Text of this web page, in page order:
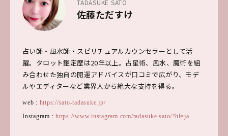
TADASUKE SATO
佐藤ただすけ
占い師・風水師・スピリチュアルカウンセラーとして活
躍。タロット鑑定歴は20年以上。占星術、風水、魔術を組
み合わせた独自の開運アドバイスが口コミで広がり、モデ
ルやエディターなど業界人から絶大な支持を得る。
web : https://sato-tadasuke.jp/
Instagram : https://www.instagram.com/tadasuke.sato/?hl=ja